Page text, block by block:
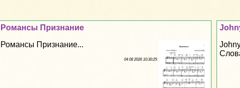
Романсы Признание
Романсы Признание...
04 08 2026 10:30:25